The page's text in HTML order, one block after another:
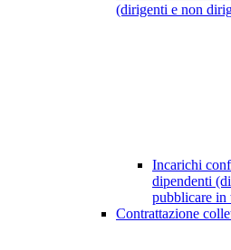
(dirigenti e non
Incarichi
dipendenti
pubblicare in
Contrattazione